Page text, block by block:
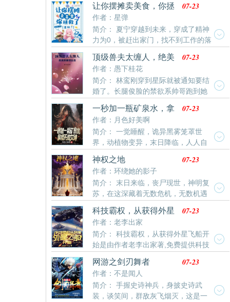
巴，暗道：“要不我也学一把玲玲那个老太婆？来个联姻
什么的？”威尔：“唉唉...你想什么呢！我可是来击败
你，好登上四皇之位的。”大和停住了脚步：“这样的
吗？要不我们合作吧！我也想打飞他很久了。”威
尔：“....”你可真是个大孝女啊！！！百兽凯多：“.....”果
然这个女儿还没有揍够。
到保护为了不被饿死和当成混种卖掉，谷宁只能在网上
找活干——某天，一个虚拟角色博主在网络上迅速爆火
这个博主发布的每个视频，都是同一个兽雌，但是她们
的种族却不同兽人族群观念严重，对于这种建模不换脸
的行为很是愤怒，骂声一片然而这个建模实在是太好看
了，兽人们忍不住边骂边看，追的飞起：熊族：“博主能
不能多
让你摆摊卖美食，你拯
救了星际？
作者：星弹
07-23
简介： 夏宁穿越到未来，穿成了精神
力为0，被赶出家门，找不到工作的落
魄真千金。好在她绑定了个随机摆摊美食系统，完成任
务，就能提升精神力。就是星际食材种类少，好些任务
菜单还需要她自己种植食材，这真是为难她胖虎。结果
精神力躁乱症患者吃了她做的炒饭，病好了。猴族吃了
她做的香蕉船，精神力升级了。熊猫族吃了她做的泡椒
竹笋，精神域扩展了。精神力为0的人吃了她做的变态
辣鸡翅，告别了残疾。弹弹星系因此全员战斗力提升，
在下
顶级兽夫太缠人，绝美
娇雌想出逃
作者：愚下桂花
07-23
简介： 林鸾刚穿到星际就被通知要结
婚了。长腿俊脸的禁欲系帅哥跑到她
家说，是她的正夫。齐夜盏一本正经的样子，林鸾以为
系统给她送了个新上司。第二天发现原来是只每天都在
求亲亲抱抱举高高的粘人大猫咪。婚假还没有开始休，
林鸾就被通知回去上班，上班的第一天遇到了一只被蹂
躏得可怜巴巴的小鸟，林鸾出于职业操守，认真尽责的
替他梳理精神力，凤
一秒加一瓶矿泉水，拿
捏无数女神
作者：月色好美啊
07-23
简介： 一觉睡醒，诡异黑雾笼罩世
界，动植物变异，末日降临，人人自
危！沈弈绑定无限物资系统，一秒一瓶矿泉水，并且可
以无限制增加！一秒一瓶矿泉水，一天八万多瓶，根本
喝不完！而且，只要收留符合标准的幸存者，就能解锁
新的物资，并且无限叠加！解锁矿泉水，饮料，自热火
锅，牛肉，羊肉，大米，白面……异能果实，手枪，步
枪，冲锋枪，坦克，飞
神权之地
作者：环绕她的影子
07-23
简介： 末日来临，丧尸现世，神明复
苏，在这深藏着无数危机，无数机遇
的情况下。每个人都会有自己不同的道路，每个人都会
有自己不同的想法。这是一个多人视角的故事，在这
里，人人皆是主角，在这里经常写的人，并不是你们想
的，是完完全全的好人，在这篇小说里面，有些时候，
那些强大异能者，也是自私的，也是无情和冷漠的，也
是充满人性趣味的。（不是爽文）
科技霸权，从获得外星
飞船开始
作者：老李出家
07-23
简介： 科技霸权，从获得外星飞船开
始是由作者老李出家著,免费提供科技
霸权，从获得外星飞船开始最新清爽干净的文字章节在
线阅读。
网游之剑刃舞者
作者：不是闻人
07-23
简介： 手握史诗神兵，身披史诗武
装，谈笑间，群敌灰飞烟灭，这是一